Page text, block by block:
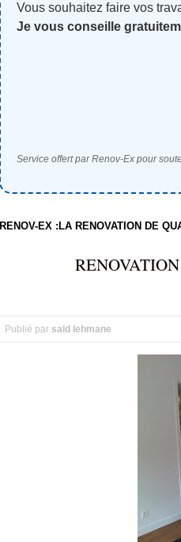
Vous souhaitez faire vos
Je vous conseille
Service offert par Renov-Ex pour
RENOV-EX :LA RENOVATION DE
Publié par said lehmane